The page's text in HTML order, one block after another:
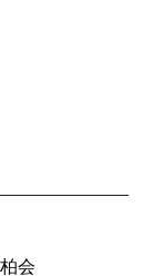
合せ
会